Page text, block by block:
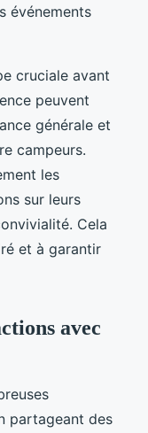
événements
cruciale avant
peuvent
générale et
campeurs.
les
sur leurs
Cela
et à garantir
avec
partageant des